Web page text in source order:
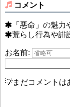
コメント
「悪命」の魅力
荒らし行為や誹
お名前:
💡まだコメントは